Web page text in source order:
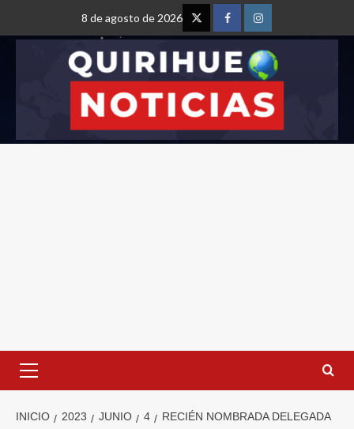
8 de agosto de 2026
INICIO 2023 JUNIO 4
RECIÉN NOMBRADA DELEGADA